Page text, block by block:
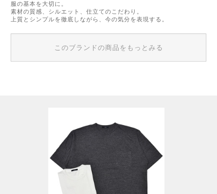
服の基本を大切に。
素材の質感、シルエット、仕立てのこだわり。
上質とシンプルを徹底しながら、今の気分を表現する。
このブランドの商品をもっとみる